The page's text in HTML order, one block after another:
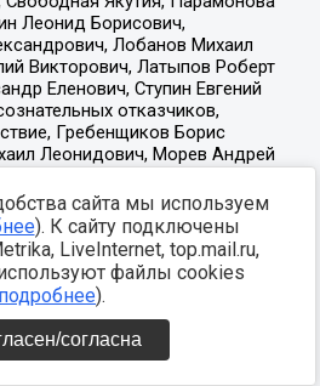
сайта мы используем
). К сайту подключены
LiveInternet, top.mail.ru,
файлы cookies
подробнее).
согласна